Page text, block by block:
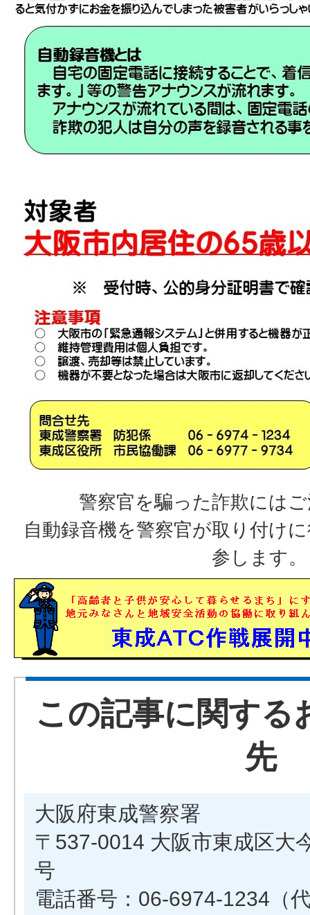
警察官を騙った詐欺には
自動録音機を警察官が取り付け
参します。
この記事に関する
先
大阪府東成警察署
〒537-0014 大阪市東成区大
号
電話番号：06-6974-1234（